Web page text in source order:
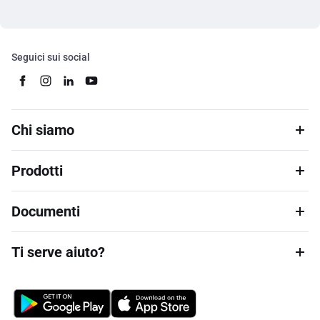
Seguici sui social
Chi siamo
Prodotti
Documenti
Ti serve aiuto?